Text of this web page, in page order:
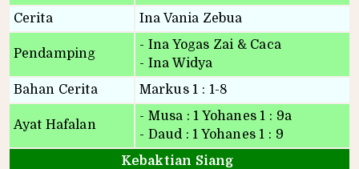
Cerita
Ina Vania Zebua
Pendamping
- Ina Yogas Zai & Caca
- Ina Widya
Bahan Cerita
Markus 1 : 1-8
Ayat Hafalan
- Musa : 1 Yohanes 1 : 9a
- Daud : 1 Yohanes 1 : 9
Kebaktian Siang